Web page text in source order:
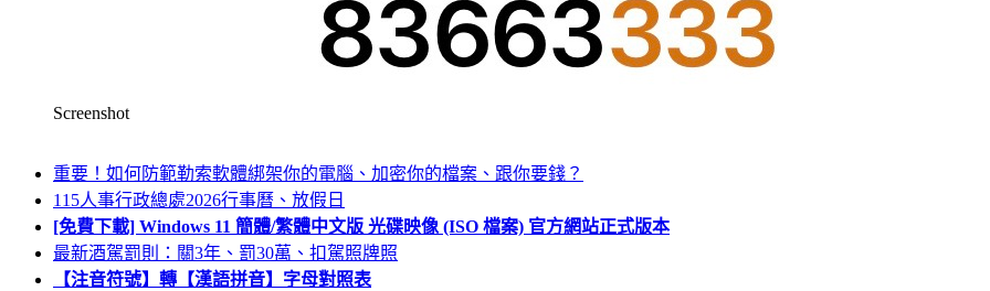
Screenshot
重要！如何防範勒索軟體綁架你的電腦、加密你的檔案、跟你要錢？
115人事行政總處2026行事曆、放假日
[免費下載] Windows 11 簡體/繁體中文版 光碟映像 (ISO 檔案) 官方網站正式版本
最新酒駕罰則：關3年、罰30萬、扣駕照牌照
【注音符號】轉【漢語拼音】字母對照表